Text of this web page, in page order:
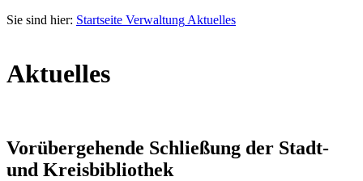
Sie sind hier: Startseite Verwaltung Aktuelles
Aktuelles
Vorübergehende Schließung der Stadt-
und Kreisbibliothek